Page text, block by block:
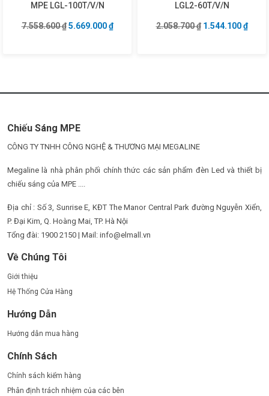
MPE LGL-100T/V/N
7.558.600₫ Giá gốc là: 7.558.600 ₫.
5.669.000₫Giá hiện tại là: 5.669.000 ₫.
LGL2-60T/V/N
2.058.700₫ Giá gốc là:
1.544.100₫Giá
Chiếu Sáng MPE
CÔNG TY TNHH CÔNG NGHỆ & THƯƠNG MẠI MEGALINE
Megaline là nhà phân phối chính thức các sản phẩm đèn Led và thiết bị
chiếu sáng của MPE ....
Địa chỉ : Số 3, Sunrise E, KĐT The Manor Central Park đường Nguyễn Xiển,
P. Đại Kim, Q. Hoàng Mai, TP. Hà Nội
Tổng đài: 1900 2150 | Mail: info@elmall.vn
Về Chúng Tôi
Giới thiệu
Hệ Thống Cửa Hàng
Hướng Dẫn
Hướng dẫn mua hàng
Chính Sách
Chính sách kiểm hàng
Phân định trách nhiệm của các bên